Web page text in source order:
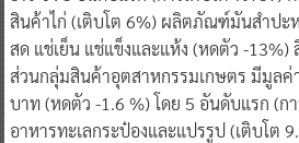
สินค้าไก่ (เติบโต 6%) ผลิตภัณฑ์มันสำปะ
สด แช่เย็น แช่แข็งและแห้ง (หดตัว -13%)
ส่วนกลุ่มสินค้าอุตสาหกรรมเกษตร มีมูลค่
บาท (หดตัว -1.6 %) โดย 5 อันดับแรก (กา
อาหารทะเลกระป๋องและแปรรูป (เติบโต